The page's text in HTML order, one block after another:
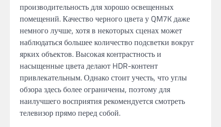
производительность для хорошо освещенных
помещений. Качество черного цвета у QM7K даже
немного лучше, хотя в некоторых сценах может
наблюдаться большее количество подсветки вокруг
ярких объектов. Высокая контрастность и
насыщенные цвета делают HDR-контент
привлекательным. Однако стоит учесть, что углы
обзора здесь более ограничены, поэтому для
наилучшего восприятия рекомендуется смотреть
телевизор прямо перед собой.